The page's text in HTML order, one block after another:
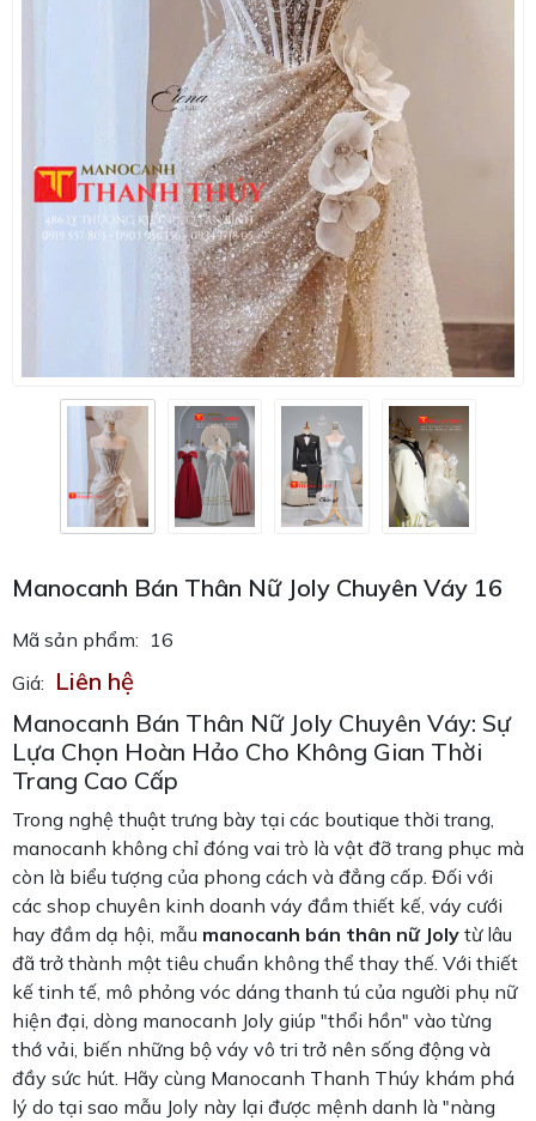
Manocanh Bán Thân Nữ Joly Chuyên Váy 16
Mã sản phẩm: 16
Giá: Liên hệ
Manocanh Bán Thân Nữ Joly Chuyên Váy: Sự
Lựa Chọn Hoàn Hảo Cho Không Gian Thời
Trang Cao Cấp
Trong nghệ thuật trưng bày tại các boutique thời trang,
manocanh không chỉ đóng vai trò là vật đỡ trang phục mà
còn là biểu tượng của phong cách và đẳng cấp. Đối với
các shop chuyên kinh doanh váy đầm thiết kế, váy cưới
hay đầm dạ hội, mẫu manocanh bán thân nữ Joly từ lâu
đã trở thành một tiêu chuẩn không thể thay thế. Với thiết
kế tinh tế, mô phỏng vóc dáng thanh tú của người phụ nữ
hiện đại, dòng manocanh Joly giúp "thổi hồn" vào từng
thớ vải, biến những bộ váy vô tri trở nên sống động và
đầy sức hút. Hãy cùng Manocanh Thanh Thúy khám phá
lý do tại sao mẫu Joly này lại được mệnh danh là "nàng